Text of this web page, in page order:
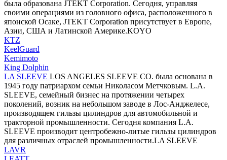
была образована JTEKT Corporation. Сегодня, управляя
своими операциями из головного офиса, расположенного в
японской Осаке, JTEKT Corporation присутствует в Европе,
Азии, США и Латинской Америке.KOYO
KTZ
KeelGuard
Kemimoto
King Dolphin
LA SLEEVE LOS ANGELES SLEEVE CO. была основана в
1945 году патриархом семьи Николасом Метчковым. L.A.
SLEEVE, семейный бизнес на протяжении четырех
поколений, возник на небольшом заводе в Лос-Анджелесе,
производящем гильзы цилиндров для автомобильной и
тракторной промышленности. Сегодня компания L.A.
SLEEVE производит центробежно-литые гильзы цилиндров
для различных отраслей промышленности.LA SLEEVE
LAVR